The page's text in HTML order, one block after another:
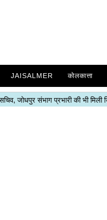
JAISALMER कोलकात्ता